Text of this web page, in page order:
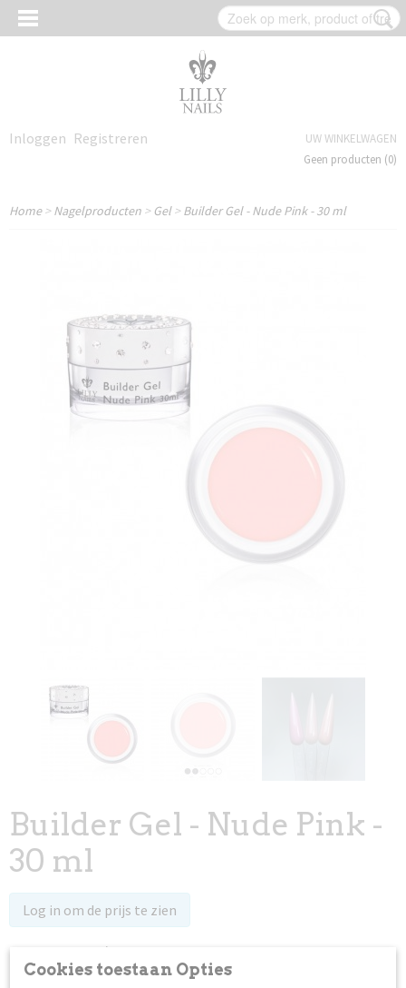
Inloggen Registreren
UW WINKELWAGEN
Geen producten (0)
Home>Nagelproducten > Gel>Builder Gel - Nude Pink - 30 ml
Builder Gel - Nude Pink -
30 ml
Log in om de prijs te zien
✓ Op voorraad
Cookies toestaan Opties